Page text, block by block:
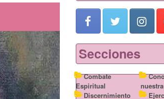
Secciones
Combate
Espiritual
Discernimiento